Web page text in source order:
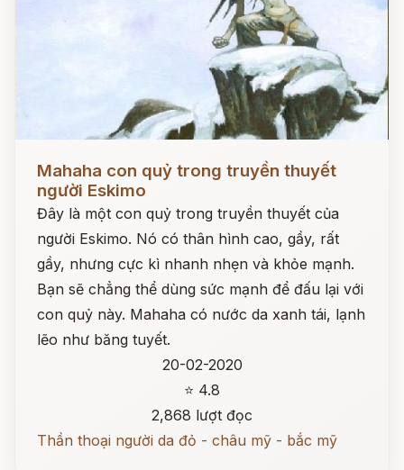
Mahaha con quỷ trong truyền thuyết
người Eskimo
Đây là một con quỷ trong truyền thuyết của
người Eskimo. Nó có thân hình cao, gầy, rất
gầy, nhưng cực kì nhanh nhẹn và khỏe mạnh.
Bạn sẽ chẳng thể dùng sức mạnh để đấu lại với
con quỷ này. Mahaha có nước da xanh tái, lạnh
lẽo như băng tuyết.
20-02-2020
⭐ 4.8
2,868 lượt đọc
Thần thoại người da đỏ - châu mỹ - bắc mỹ